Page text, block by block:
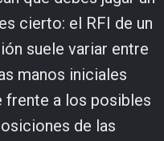
cierto: el RFI de un
suele variar entre
manos iniciales
frente a los posibles
de las